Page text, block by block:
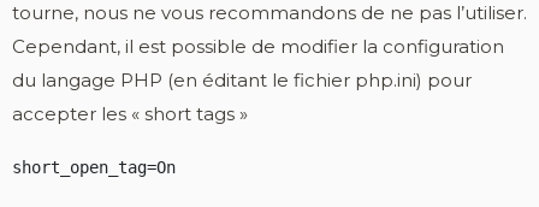
tourne, nous ne vous recommandons de ne pas l’utiliser.
Cependant, il est possible de modifier la configuration
du langage PHP (en éditant le fichier php.ini) pour
accepter les « short tags »
short_open_tag=On